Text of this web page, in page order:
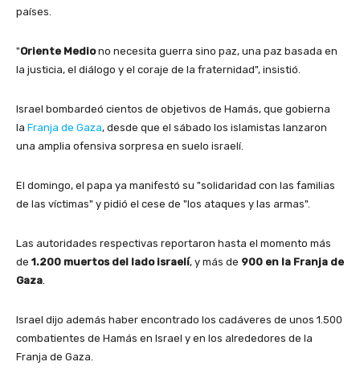
países.
"Oriente Mediono necesita guerra sino paz, una paz basada en
la justicia, el diálogo y el coraje de la fraternidad", insistió.
Israel bombardeó cientos de objetivos de Hamás, que gobierna
la Franja de Gaza, desde que el sábado los islamistas lanzaron
una amplia ofensiva sorpresa en suelo israelí.
El domingo, el papa ya manifestó su "solidaridad con las familias
de las víctimas" y pidió el cese de "los ataques y las armas".
Las autoridades respectivas reportaron hasta el momento más
de 1.200 muertos del lado israelí, y más de 900 en la Franja de
Gaza
Israel dijo además haber encontrado los cadáveres de unos 1.500
combatientes de Hamás en Israel y en los alrededores de la
Franja de Gaza.